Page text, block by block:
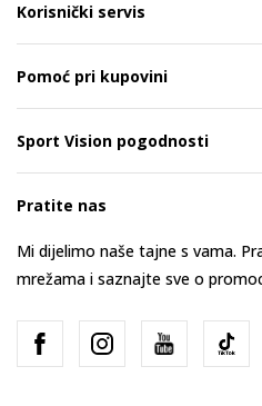
Korisnički servis
Pomoć pri kupovini
Sport Vision pogodnosti
Pratite nas
Mi dijelimo naše tajne s vama.
mrežama i saznajte sve o